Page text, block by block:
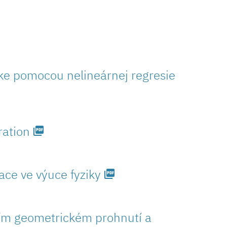
pomocou nelineárnej regresie
picture_as_pdf
ve výuce fyziky picture_as_pdf
geometrickém prohnutí a